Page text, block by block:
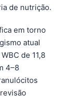
de nutrição.
em torno
atual
de 11,8
4–8